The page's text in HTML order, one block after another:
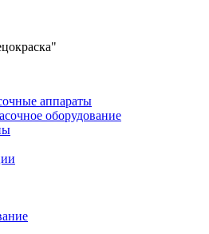
аппараты
оборудование